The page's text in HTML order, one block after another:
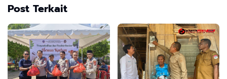
Post Terkait